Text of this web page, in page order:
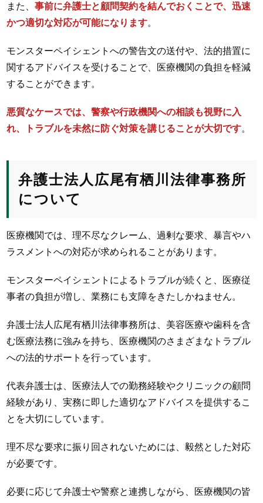
また、事前に弁護士と顧問契約を結んでおくことで、迅速
かつ適切な対応が可能になります。
モンスターペイシェントへの警告文の送付や、法的措置に
関するアドバイスを受けることで、医療機関の負担を軽減
することができます。
悪質なケースでは、警察や行政機関への相談も視野に入
れ、トラブルを未然に防ぐ対策を講じることが大切です。
弁護士法人広尾有栖川法律事務所
について
医療機関では、理不尽なクレーム、過剰な要求、暴言やハ
ラスメントへの対応が求められることがあります。
モンスターペイシェントによるトラブルが続くと、医療従
事者の負担が増し、業務にも支障をきたしかねません。
弁護士法人広尾有栖川法律事務所は、美容医療や歯科を含
む医療法務に強みを持ち、医療機関のさまざまなトラブル
への法的サポートを行っています。
代表弁護士は、医療法人での勤務経験やクリニックの顧問
経験があり、実務に即した適切なアドバイスを提供するこ
とを大切にしています。
理不尽な要求に振り回されないためには、毅然とした対応
が必要です。
必要に応じて弁護士や警察と連携しながら、医療機関の皆